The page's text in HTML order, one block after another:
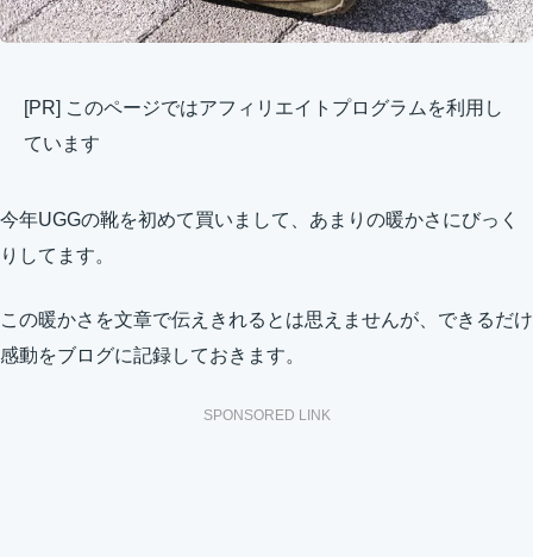
[PR] このページではアフィリエイトプログラムを利用し
ています
今年UGGの靴を初めて買いまして、あまりの暖かさにびっく
りしてます。
この暖かさを文章で伝えきれるとは思えませんが、できるだけ
感動をブログに記録しておきます。
SPONSORED LINK